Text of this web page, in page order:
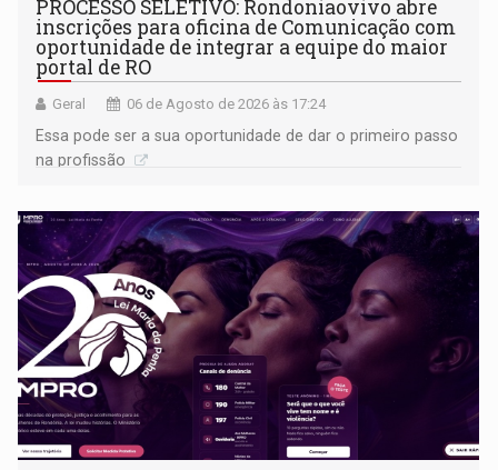
PROCESSO SELETIVO: Rondoniaovivo abre
inscrições para oficina de Comunicação com
oportunidade de integrar a equipe do maior
portal de RO
Geral 06 de Agosto de 2026 às 17:24
Essa pode ser a sua oportunidade de dar o primeiro passo
na profissão